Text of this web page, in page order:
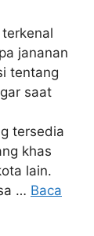
jananan
tentang
saat
tersedia
khas
lain.
… Baca